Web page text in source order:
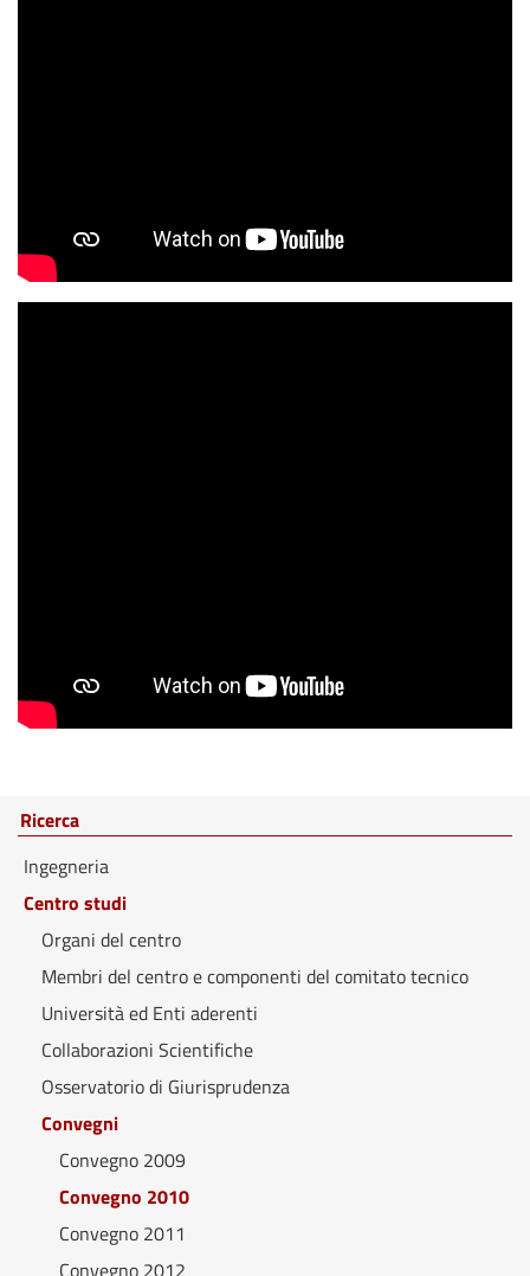
Ricerca
Ingegneria
Centro studi
Organi del centro
Membri del centro e componenti del comitato tecnico
Università ed Enti aderenti
Collaborazioni Scientifiche
Osservatorio di Giurisprudenza
Convegni
Convegno 2009
Convegno 2010
Convegno 2011
Convegno 2012